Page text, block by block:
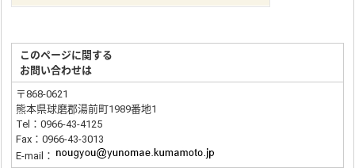
このページに関する
お問い合わせは
〒868-0621
熊本県球磨郡湯前町1989番地1
Tel：0966-43-4125
Fax：0966-43-3013
E-mail：